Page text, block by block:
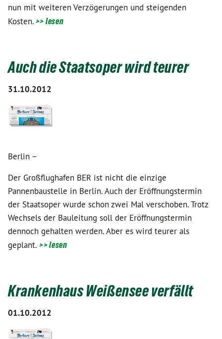
nun mit weiteren Verzögerungen und steigenden
Kosten.>> lesen
Auch die Staatsoper wird teurer
31.10.2012
Berlin –
Der Großflughafen BER ist nicht die einzige
Pannenbaustelle in Berlin. Auch der Eröffnungstermin
der Staatsoper wurde schon zwei Mal verschoben. Trotz
Wechsels der Bauleitung soll der Eröffnungstermin
dennoch gehalten werden. Aber es wird teurer als
geplant. >> lesen
Krankenhaus Weißensee verfällt
01.10.2012